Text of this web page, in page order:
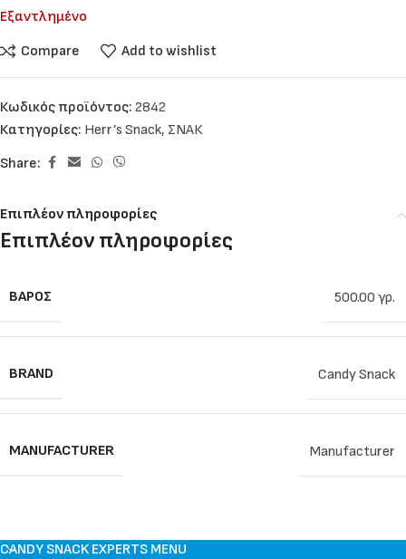
Εξαντλημένο
Compare
Add to wishlist
Κωδικός προϊόντος: 2842
Κατηγορίες: Herr’s Snack, ΣΝΑΚ
Share:
Επιπλέον πληροφορίες
Επιπλέον πληροφορίες
ΒΆΡΟΣ 500.00 γρ.
BRAND Candy Snack
MANUFACTURER Manufacturer
CANDY SNACK EXPERTS MENU